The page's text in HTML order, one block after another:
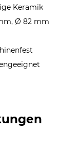
Keramik
Ø 82 mm